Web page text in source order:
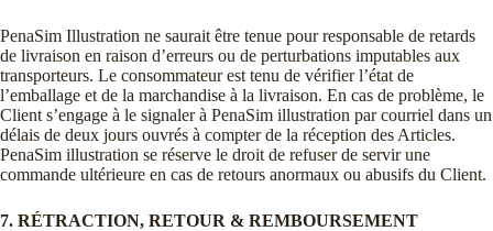
PenaSim Illustration ne saurait être tenue pour responsable de retards
de livraison en raison d’erreurs ou de perturbations imputables aux
transporteurs. Le consommateur est tenu de vérifier l’état de
l’emballage et de la marchandise à la livraison. En cas de problème, le
Client s’engage à le signaler à PenaSim illustration par courriel dans un
délais de deux jours ouvrés à compter de la réception des Articles.
PenaSim illustration se réserve le droit de refuser de servir une
commande ultérieure en cas de retours anormaux ou abusifs du Client.
7. RÉTRACTION, RETOUR & REMBOURSEMENT